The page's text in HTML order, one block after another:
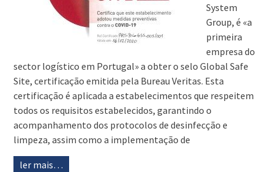
System
Group, é «a
primeira
empresa do
sector logístico em Portugal» a obter o selo Global Safe
Site, certificação emitida pela Bureau Veritas. Esta
certificação é aplicada a estabelecimentos que respeitem
todos os requisitos estabelecidos, garantindo o
acompanhamento dos protocolos de desinfecção e
limpeza, assim como a implementação de
ler mais…